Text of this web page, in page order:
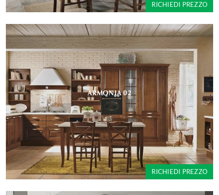
RICHIEDI PREZZO
ARMONIA 02
RICHIEDI PREZZO